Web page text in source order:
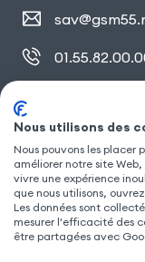
Nous utilisons des
Nous pouvons les placer
améliorer notre site
vivre une expérience
que nous utilisons,
Les données sont
mesurer l'efficacité des
être partagées avec